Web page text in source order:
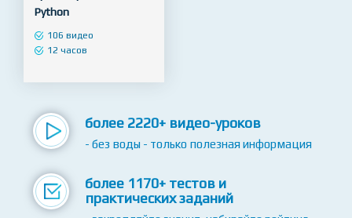
Шаблоны
проектирования на
Python
- без воды - только полезная информация